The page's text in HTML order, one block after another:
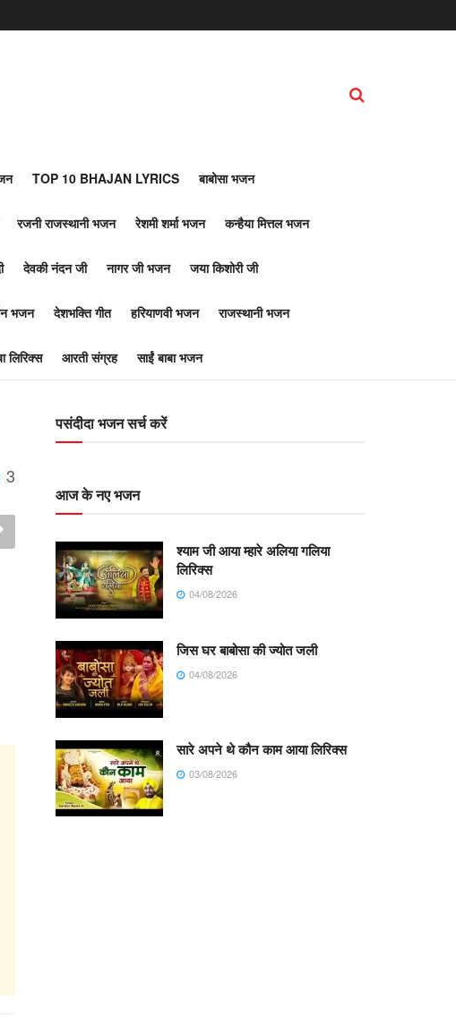
TOP 10 BHAJAN LYRICS बाबोसा भजन
रजनी राजस्थानी भजन रेशमी शर्मा भजन कन्हैया मित्तल भजन
देवकी नंदन जी नागर जी भजन जया किशोरी जी
भजन देशभक्ति गीत हरियाणवी भजन राजस्थानी भजन
लिरिक्स आरती संग्रह साईं बाबा भजन
3
पसंदीदा भजन सर्च करें
आज के नए भजन
श्याम जी आया म्हारे अलिया गलिया
लिरिक्स
04/08/2026
जिस घर बाबोसा की ज्योत जली
04/08/2026
सारे अपने थे कौन काम आया लिरिक्स
03/08/2026